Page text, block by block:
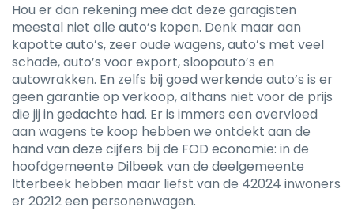
Hou er dan rekening mee dat deze garagisten
meestal niet alle auto’s kopen. Denk maar aan
kapotte auto’s, zeer oude wagens, auto’s met veel
schade, auto’s voor export, sloopauto’s en
autowrakken. En zelfs bij goed werkende auto’s is er
geen garantie op verkoop, althans niet voor de prijs
die jij in gedachte had. Er is immers een overvloed
aan wagens te koop hebben we ontdekt aan de
hand van deze cijfers bij de FOD economie: in de
hoofdgemeente Dilbeek van de deelgemeente
Itterbeek hebben maar liefst van de 42024 inwoners
er 20212 een personenwagen.